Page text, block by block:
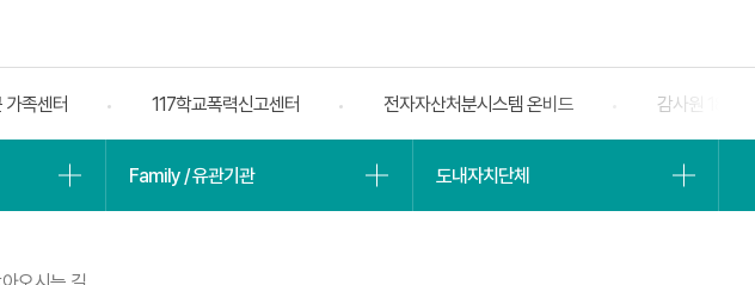
슬
가족센터 117학교폭력신고센터 전자자산처분시스템 온비드 감사원 188
Family / 유관기관 도내자치단체